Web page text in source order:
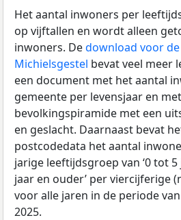
Het aantal inwoners per
op vijftallen en wordt alleen
inwoners. Dedownload voor
Michielsgestel bevat veel meer
een document met het aantal
gemeente per levensjaar en
bevolkingspiramide met een
en geslacht. Daarnaast bevat
postcodedata het aantal
jarige leeftijdsgroep van ‘0 tot 5
jaar en ouder’ per viercijferige
voor alle jaren in de periode
2025.